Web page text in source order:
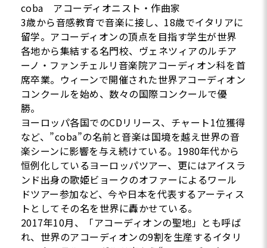
coba アコーディオニスト・作曲家
3歳から音感教育で音楽に接し、18歳でイタリアに
留学。アコーディオンの頂点を目指す学生が世界
各地から集結する名門校、ヴェネツィアのルチア
ーノ・ファンチェルリ音楽院アコーディオン科を首
席卒業。ウィーンで開催された世界アコーディオン
コンクールを始め、数々の国際コンクールで優
勝。
ヨーロッパ各国でのCDリリース、チャート1位獲得
など、”coba”の名前と音楽は国境を越え世界の音
楽シーンに影響を与え続けている。1980年代から
恒例化しているヨーロッパツアー、更にはアイスラ
ンド出身の歌姫ビョークのオファーによるワール
ドツアー参加など、今や日本を代表するアーティス
トとしてその名を世界に轟かせている。
2017年10月、「アコーディオンの聖地」とも呼ば
れ、世界のアコーディオンの9割を生産するイタリ